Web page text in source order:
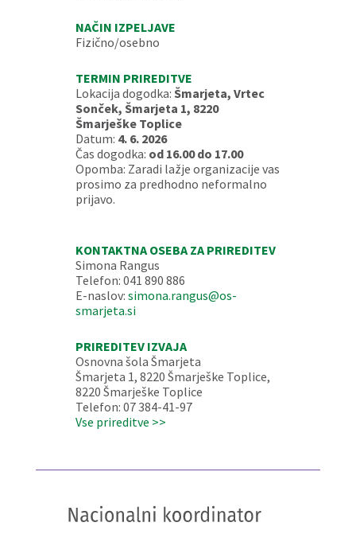
NAČIN IZPELJAVE
Fizično/osebno
TERMIN PRIREDITVE
Lokacija dogodka: Šmarjeta, Vrtec
Sonček, Šmarjeta 1, 8220
Šmarješke Toplice
Datum: 4. 6. 2026
Čas dogodka: od 16.00 do 17.00
Opomba: Zaradi lažje organizacije vas
prosimo za predhodno neformalno
prijavo.
KONTAKTNA OSEBA ZA PRIREDITEV
Simona Rangus
Telefon: 041 890 886
E-naslov: simona.rangus@os-
smarjeta.si
PRIREDITEV IZVAJA
Osnovna šola Šmarjeta
Šmarjeta 1, 8220 Šmarješke Toplice,
8220 Šmarješke Toplice
Telefon: 07 384-41-97
Vse prireditve >>